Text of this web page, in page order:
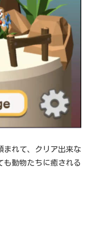
まれて、クリア出来な
動物たちに癒される